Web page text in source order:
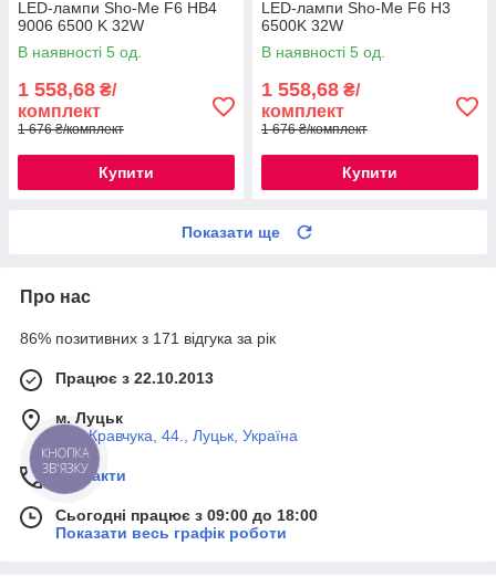
LED-лампи Sho-Me F6 HB4
9006 6500 K 32W
В наявності 5 од.
1 558,68 ₴/
комплект
1 676 ₴/комплект
Купити
LED-лампи Sho-Me F6 H3
6500K 32W
В наявності 5 од.
1 558,68 ₴/
комплект
1 676 ₴/комплект
Купити
Показати ще
Про нас
86% позитивних з 171 відгука за рік
Працює з 22.10.2013
м. Луцьк
вул. Кравчука, 44., Луцьк, Україна
Контакти
Сьогодні працює з 09:00 до 18:00
Показати весь графік роботи
КНОПКА
ЗВ'ЯЗКУ